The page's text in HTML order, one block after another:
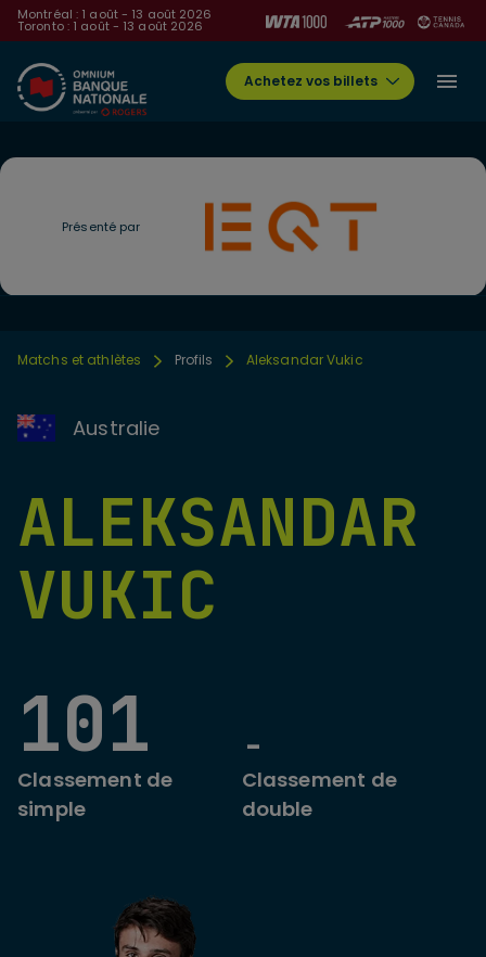
Montréal : 1 août - 13 août 2026
Toronto : 1 août - 13 août 2026
Achetez vos billets
Présenté par
Matchs et athlètes Profils Aleksandar Vukic
Australie
ALEKSANDAR
VUKIC
101
Classement de
simple
-
Classement de
double